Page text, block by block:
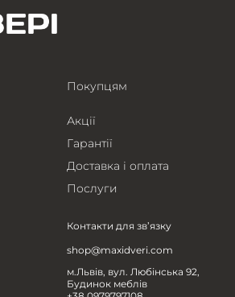
Покупцям
Акції
Гарантії
Доставка і оплата
Послуги
Контакти для зв’язку
shop@maxidveri.com
м.Львів, вул. Любінська 92,
Будинок меблів